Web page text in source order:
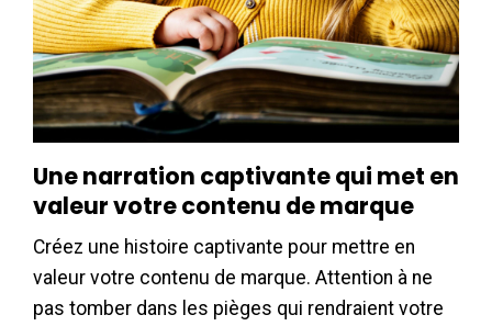
Une narration captivante qui met en
valeur votre contenu de marque
Créez une histoire captivante pour mettre en
valeur votre contenu de marque. Attention à ne
pas tomber dans les pièges qui rendraient votre